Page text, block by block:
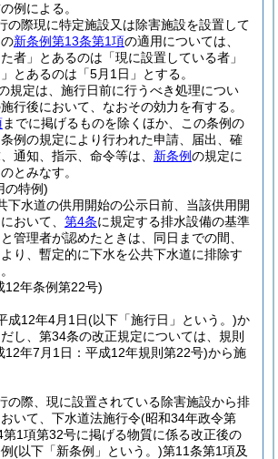
例による。
の際現に特定施設又は除害施設を設置して
新条例第13条第1項の適用については、
者」とあるのは「現に設置している者」
とあるのは「5月1日」とする。
規定は、施行日前に行うべき処理につい
行後において、なおその効力を有する。
までに掲げるものを除くほか、この条例の
例の規定により行われた申請、届出、確
通知、指示、命令等は、 新条例の規定に
とみなす。
の特例)
下水道の供用開始の公示日前、当該供用開
おいて、 第4条に規定する排水設備の基準
管理者が認めたときは、同日までの間、
り、暫定的に下水を公共下水道に排除す
12年条例第22号)
成12年4月1日(以下「施行日」という。)か
し、第34条の改正規定については、規則
12年7月1日：平成12年規則第22号)から施
の際、現に設置されている除害施設から排
いて、下水道法施行令(昭和34年政令第
第1項第32号に掲げる物質に係る改正後の
(以下「新条例」という。)第11条第1項及